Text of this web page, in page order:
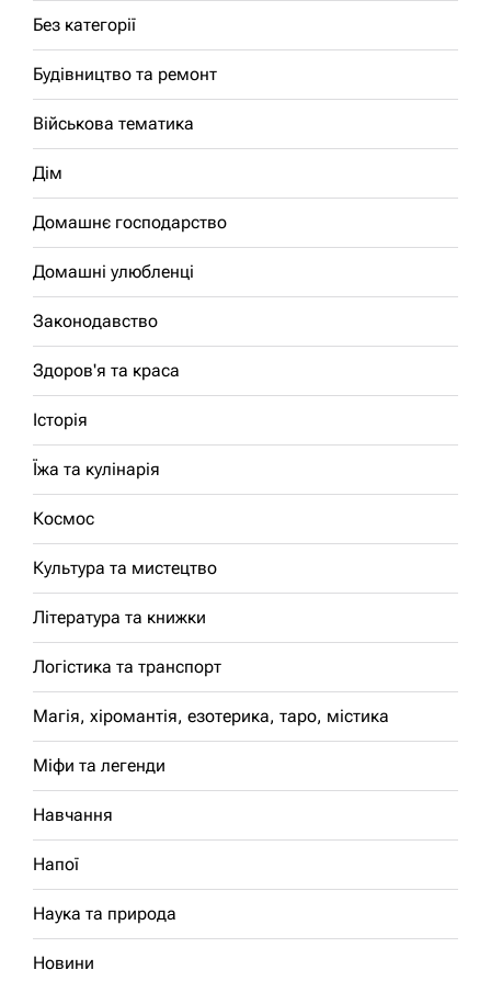
Без категорії
Будівництво та ремонт
Військова тематика
Дім
Домашнє господарство
Домашні улюбленці
Законодавство
Здоров'я та краса
Історія
Їжа та кулінарія
Космос
Культура та мистецтво
Література та книжки
Логістика та транспорт
Магія, хіромантія, езотерика, таро, містика
Міфи та легенди
Навчання
Напої
Наука та природа
Новини